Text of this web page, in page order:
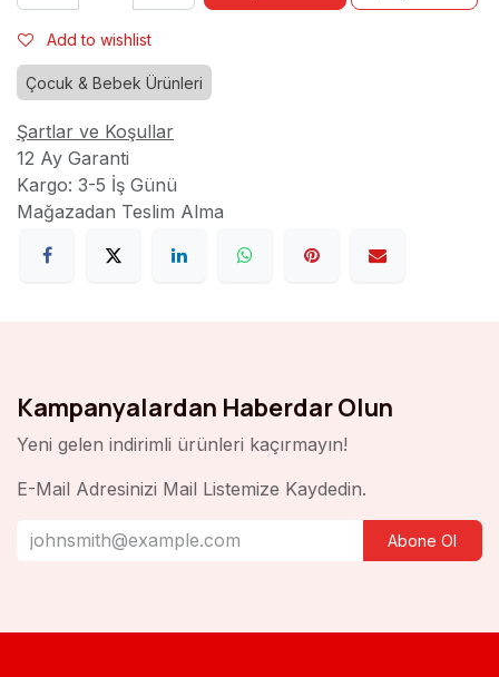
Add to wishlist
Çocuk & Bebek Ürünleri
Şartlar ve Koşullar
12 Ay Garanti
Kargo: 3-5 İş Günü
Mağazadan Teslim Alma
Kampanyalardan Haberdar Olun
Yeni gelen indirimli ürünleri kaçırmayın!
E-Mail Adresinizi Mail Listemize Kaydedin.
Abone Ol